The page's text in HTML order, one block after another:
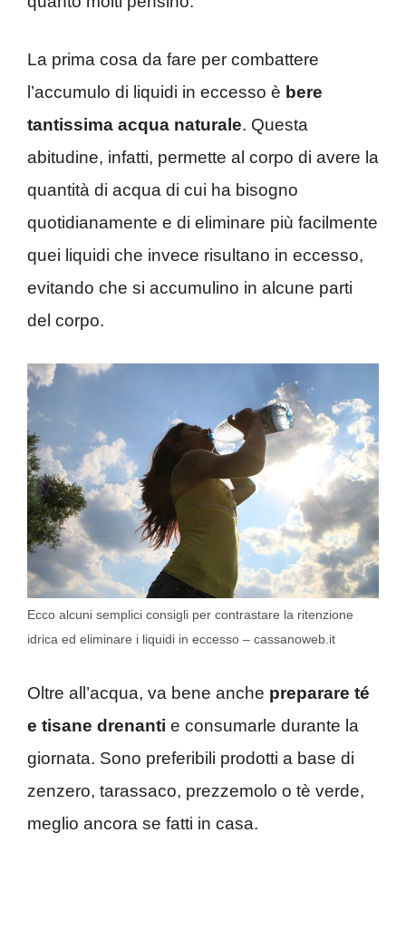
La prima cosa da fare per combattere
l’accumulo di liquidi in eccesso è bere
tantissima acqua naturale. Questa
abitudine, infatti, permette al corpo di avere la
quantità di acqua di cui ha bisogno
quotidianamente e di eliminare più facilmente
quei liquidi che invece risultano in eccesso,
evitando che si accumulino in alcune parti
del corpo.
Ecco alcuni semplici consigli per contrastare la ritenzione
idrica ed eliminare i liquidi in eccesso – cassanoweb.it
Oltre all’acqua, va bene anche preparare té
e tisane drenanti e consumarle durante la
giornata. Sono preferibili prodotti a base di
zenzero, tarassaco, prezzemolo o tè verde,
meglio ancora se fatti in casa.